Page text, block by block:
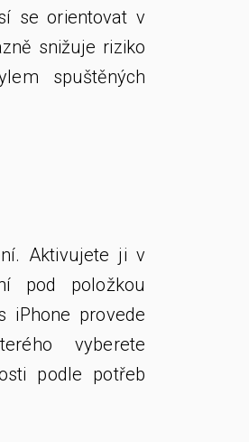
se orientovat v
snižuje riziko
spuštěných
Aktivujete ji v
pod položkou
iPhone provede
vyberete
podle potřeb